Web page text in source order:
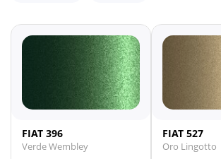
FIAT 396
Verde Wembley
FIAT 527
Oro Lingotto